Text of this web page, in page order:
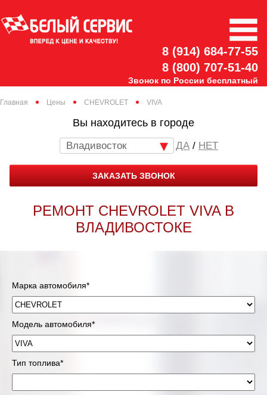
8 (914) 684-77-55
8 (800) 707-51-40
Звонок по России бесплатный
Главная Цены CHEVROLET VIVA
Вы находитесь в городе
Владивосток / НЕТ
ЗАКАЗАТЬ ЗВОНОК
РЕМОНТ CHEVROLET VIVA В
ВЛАДИВОСТОКЕ
Марка автомобиля*
Модель автомобиля*
Тип топлива*